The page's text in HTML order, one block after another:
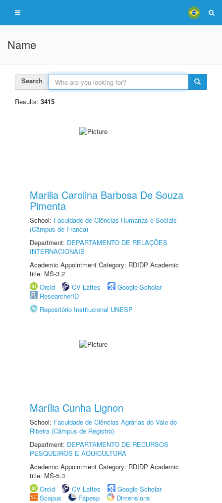
Name
Search
Results: 3415
Marilia Carolina Barbosa De Souza
Pimenta
School: Faculdade de Ciências Humanas e Sociais
(Câmpus de Franca)
Department: DEPARTAMENTO DE RELAÇÕES
INTERNACIONAIS
Academic Appointment Category: RDIDP Academic
title: MS-3.2
Orcid
CV Lattes
Google Scholar
ResearcherID
Repositório Institucional UNESP
Marília Cunha Lignon
School: Faculdade de Ciências Agrárias do Vale do
Ribeira (Câmpus de Registro)
Department: DEPARTAMENTO DE RECURSOS
PESQUEIROS E AQUICULTURA
Academic Appointment Category: RDIDP Academic
title: MS-5.3
Orcid
CV Lattes
Google Scholar
Scopus
Fapesp
Dimensions